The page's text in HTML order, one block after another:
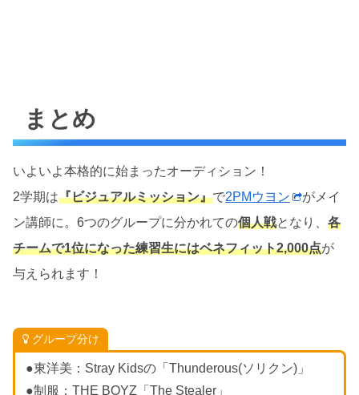
まとめ
いよいよ本格的に始まったオーディション！
2学期は『ビジュアルミッション』で2PMウヨン
がメイ
ン講師に。6つのグループに分かれての個人戦となり、 各
チームで1位になった練習生にはベネフィット2,000点が
与えられます！
グループ分け
●東洋美：Stray Kidsの「Thunderous(ソリクン)」
●制服：THE BOYZ「The Stealer」